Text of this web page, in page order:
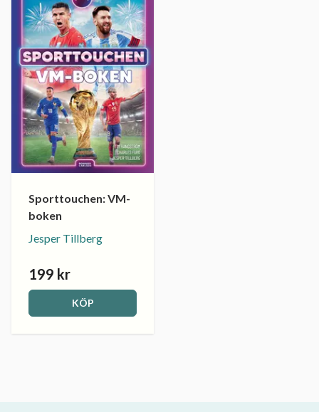
Sporttouchen: VM-
boken
Jesper Tillberg
199 kr
KÖP